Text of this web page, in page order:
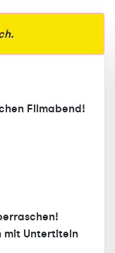
Filmabend!
mit Untertiteln